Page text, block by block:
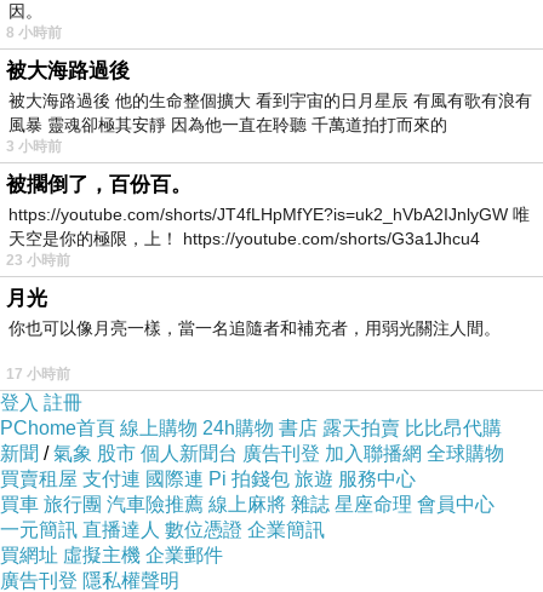
商品網址
http://www.momoshop.com.tw/goods/GoodsDet
ail.jsp?
因。
8 小時前
被大海路過後
被大海路過後 他的生命整個擴大 看到宇宙的日月星辰 有風有歌有浪有
風暴 靈魂卻極其安靜 因為他一直在聆聽 千萬道拍打而來的
3 小時前
被擱倒了，百份百。
https://youtube.com/shorts/JT4fLHpMfYE?is=uk2_hVbA2IJnlyGW 唯
天空是你的極限，上！ https://youtube.com/shorts/G3a1Jhcu4
23 小時前
月光
你也可以像月亮一樣，當一名追隨者和補充者，用弱光關注人間。
17 小時前
登入 註冊
PChome首頁 線上購物 24h購物 書店 露天拍賣 比比昂代購
新聞 /氣象 股市 個人新聞台 廣告刊登 加入聯播網 全球購物
買賣租屋 支付連 國際連 Pi 拍錢包 旅遊 服務中心
買車 旅行團 汽車險推薦 線上麻將 雜誌 星座命理 會員中心
一元簡訊 直播達人 數位憑證 企業簡訊
買網址 虛擬主機 企業郵件
廣告刊登 隱私權聲明